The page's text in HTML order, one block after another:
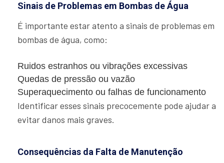
Sinais de Problemas em Bombas de Água
É importante estar atento a sinais de problemas em
bombas de água, como:
Ruidos estranhos ou vibrações excessivas
Quedas de pressão ou vazão
Superaquecimento ou falhas de funcionamento
Identificar esses sinais precocemente pode ajudar a
evitar danos mais graves.
Consequências da Falta de Manutenção